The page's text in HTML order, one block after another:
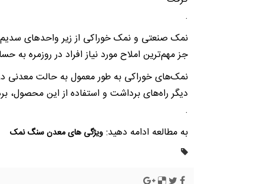
.
نمک صنعتی و نمک خوراکی از زیر واحد‌های
جز مهم‌ترین املاح مورد نیاز افراد در روزمره به
نمک‌های خوراکی به طور معمول به حالت
دیگر راه‌های برداشت و استفاده از این محصول،
.
به مطالعه ادامه دهید: ویژگی های معدن سنگ نمک